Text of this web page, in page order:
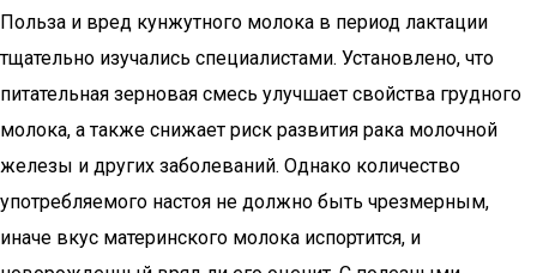
Польза и вред кунжутного молока в период лактации
тщательно изучались специалистами. Установлено, что
питательная зерновая смесь улучшает свойства грудного
молока, а также снижает риск развития рака молочной
железы и других заболеваний. Однако количество
употребляемого настоя не должно быть чрезмерным,
иначе вкус материнского молока испортится, и